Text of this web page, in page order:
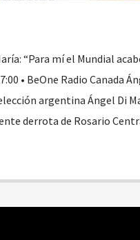
“Para mí el Mundial
• BeOne Radio Canada
argentina Ángel Di
derrota de Rosario